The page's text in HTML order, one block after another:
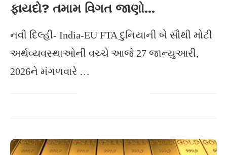
ફાયદો? તમામ વિગત જાણો…
નવી દિલ્હી- India-EU FTA દુનિયાની બે સૌથી મોટી
અર્થવ્યવસ્થાઓની વચ્ચે આજે 27 જાન્યુઆરી,
2026ને મંગળવારે …